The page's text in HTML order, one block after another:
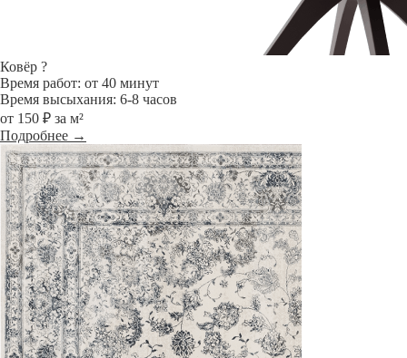
Ковёр ?
Время работ: от 40 минут
Время высыхания: 6-8 часов
от 150 ₽ за м²
Подробнее →